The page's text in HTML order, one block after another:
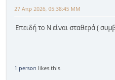
27 Απρ 2026, 05:38:45 ΜΜ
Επειδή το Ν είναι σταθερά (
1 person likes this.